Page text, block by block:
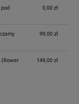
0,00 zł
99,00 zł
(Rower
149,00 zł